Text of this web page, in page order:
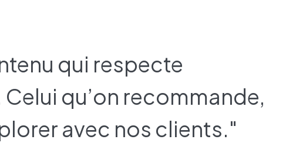
qui respecte
qu’on recommande,
avec nos clients."